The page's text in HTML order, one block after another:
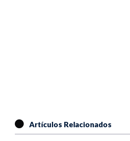
Artículos Relacionados